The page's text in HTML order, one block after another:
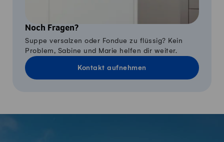
Noch Fragen?
Suppe versalzen oder Fondue zu flüssig? Kein
Problem, Sabine und Marie helfen dir weiter.
Kontakt aufnehmen